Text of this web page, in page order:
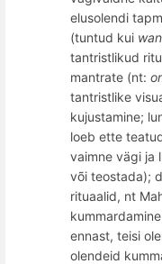
elusolendi
(tuntud kui
tantristlikud
mantrate (nt:
tantristlike
kujustamine; l
loeb ette
vaimne vägi ja
või teostada);
rituaalid, nt
ennast, teisi
olendeid